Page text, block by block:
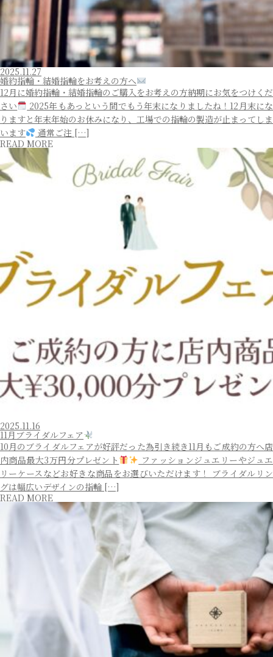
2025.11.27
婚約指輪・結婚指輪をお考えの方へ
12月に婚約指輪・結婚指輪のご購入をお考えの方納期にお気をつけくだ
さい
2025年もあっという間でもう年末になりましたね！12月末にな
りますと年末年始のお休みになり、工場での指輪の製造が止まってしま
います
通常ご注 […]
READ MORE
2025.11.16
11月ブライダルフェア
10月のブライダルフェアが好評だった為引き続き11月もご成約の方へ店
内商品最大3万円分プレゼント
ファッションジュエリーやジュエ
リーケースなどお好きな商品をお選びいただけます！ ブライダルリン
グは幅広いデザインの指輪 […]
READ MORE